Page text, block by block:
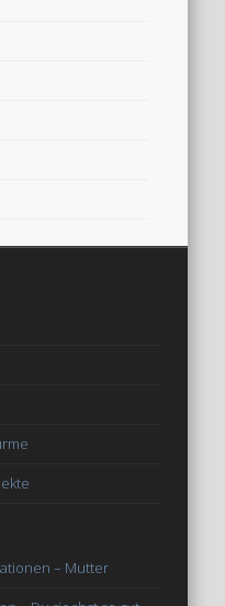
– Mutter